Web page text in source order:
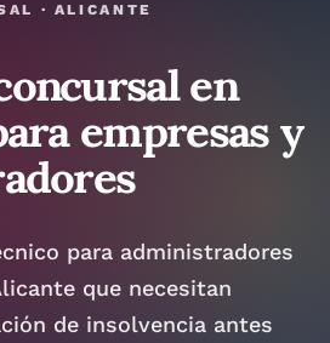
· ALICANTE
en
empresas y
para administradores
que necesitan
de insolvencia antes